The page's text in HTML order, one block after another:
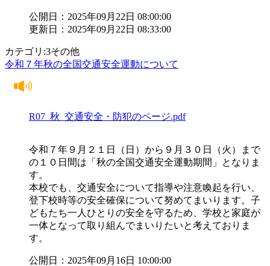
公開日：2025年09月22日 08:00:00
更新日：2025年09月22日 08:33:00
カテゴリ:3その他
令和７年秋の全国交通安全運動について
R07_秋_交通安全・防犯のページ.pdf
令和７年９月２１日（日）から９月３０日（火）まで
の１０日間は「秋の全国交通安全運動期間」となりま
す。
本校でも、交通安全について指導や注意喚起を行い、
登下校時等の安全確保について努めてまいります。子
どもたち一人ひとりの安全を守るため、学校と家庭が
一体となって取り組んでまいりたいと考えておりま
す。
公開日：2025年09月16日 10:00:00